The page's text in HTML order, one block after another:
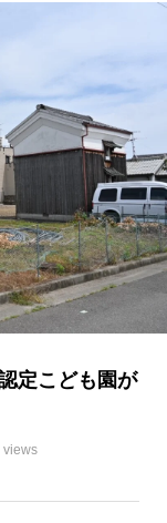
定こども園が
views